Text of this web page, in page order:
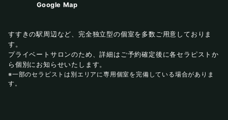
Google Map
すすきの駅周辺など、完全独立型の個室を多数ご用意しておりま
す。
プライベートサロンのため、詳細はご予約確定後に各セラピストか
ら個別にお知らせいたします。
※一部のセラピストは別エリアに専用個室を完備している場合がありま
す。